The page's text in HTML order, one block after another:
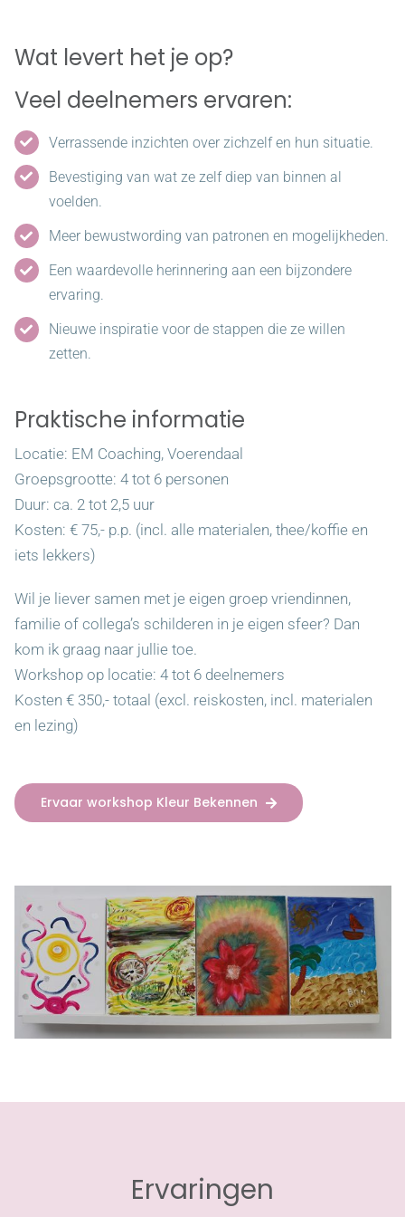
Wat levert het je op?
Veel deelnemers ervaren:
Verrassende inzichten over zichzelf en hun situatie.
Bevestiging van wat ze zelf diep van binnen al
voelden.
Meer bewustwording van patronen en mogelijkheden.
Een waardevolle herinnering aan een bijzondere
ervaring.
Nieuwe inspiratie voor de stappen die ze willen
zetten.
Praktische informatie
Locatie: EM Coaching, Voerendaal
Groepsgrootte: 4 tot 6 personen
Duur: ca. 2 tot 2,5 uur
Kosten: € 75,- p.p. (incl. alle materialen, thee/koffie en
iets lekkers)
Wil je liever samen met je eigen groep vriendinnen,
familie of collega’s schilderen in je eigen sfeer? Dan
kom ik graag naar jullie toe.
Workshop op locatie: 4 tot 6 deelnemers
Kosten € 350,- totaal (excl. reiskosten, incl. materialen
en lezing)
Ervaar workshop Kleur Bekennen
Ervaringen